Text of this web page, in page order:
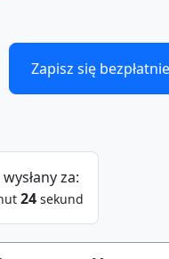
Zapisz się
za:
23 sekund
osób.